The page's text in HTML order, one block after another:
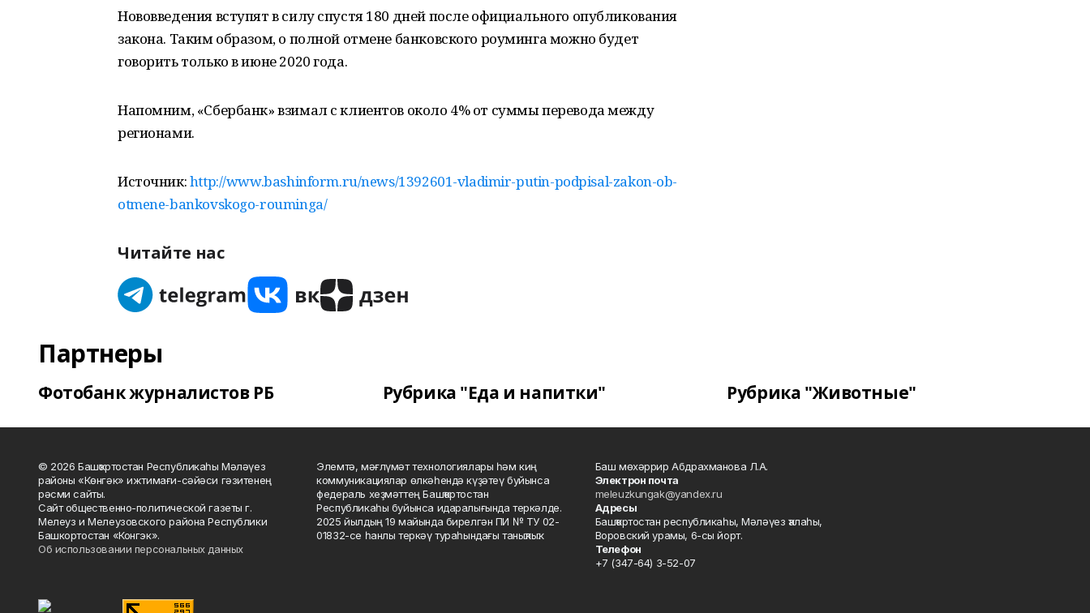
Нововведения вступят в силу спустя 180 дней после официального опубликования
закона. Таким образом, о полной отмене банковского роуминга можно будет
говорить только в июне 2020 года.
Напомним, «Сбербанк» взимал с клиентов около 4% от суммы перевода между
регионами.
Источник:http://www.bashinform.ru/news/1392601-vladimir-putin-podpisal-zakon-ob-
otmene-bankovskogo-rouminga/
Читайте нас
Партнеры
Фотобанк журналистов РБ Рубрика "Еда и напитки" Рубрика "Животные"
© 2026 Башҡортостан Республикаһы Мәләүез
районы «Көнгәк» ижтимағи-сәйәси гәзитенең
рәсми сайты.
Сайт общественно-политической газеты г.
Мелеуз и Мелеузовского района Республики
Башкортостан «Конгэк».
Об использовании персональных данных
Элемтә, мәғлүмәт технологиялары һәм киң
коммуникациялар өлкәһендә күҙәтеү буйынса
федераль хеҙмәттең Башҡортостан
Республикаһы буйынса идаралығында теркәлде.
2025 йылдың 19 майында бирелгән ПИ № ТУ 02-
01832-се һанлы теркәү тураһындағы таныҡлыҡ.
Баш мөхәррир Абдрахманова Л.А.
Электрон почта
meleuzkungak@yandex.ru
Адресы
Башҡортостан республикаһы, Мәләүез ҡалаһы,
Воровский урамы, 6-сы йорт.
Телефон
+7 (347-64) 3-52-07